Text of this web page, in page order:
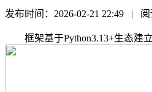
发布时间：2026-02-21 22:49 | 阅
框架基于Python3.13+生态建